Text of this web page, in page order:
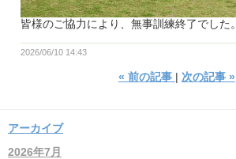
皆様のご協力により、無事訓練終了でした。
2026/06/10 14:43
« 前の記事 次の記事 »
アーカイブ
2026年7月